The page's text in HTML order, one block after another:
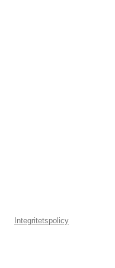
Integritetspolicy